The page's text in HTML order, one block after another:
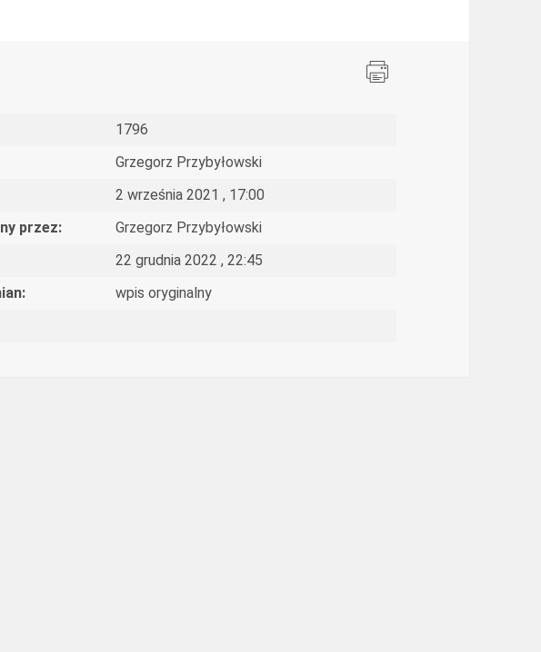
1796
Grzegorz Przybyłowski
2 września 2021 , 17:00
przez:
Grzegorz Przybyłowski
22 grudnia 2022 , 22:45
wpis oryginalny